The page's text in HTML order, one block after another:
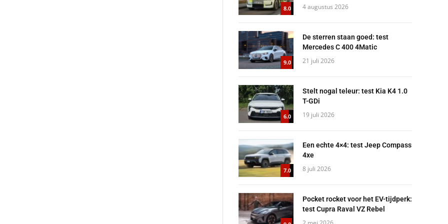
8.0 4 augustus 2026
9.0
De sterren staan goed: test
Mercedes C 400 4Matic
21 juli 2026
6.0
Stelt nogal teleur: test Kia K4 1.0
T-GDi
19 juli 2026
7.0
Een echte 4×4: test Jeep Compass
4xe
8 juli 2026
Pocket rocket voor het EV-tijdperk:
test Cupra Raval VZ Rebel